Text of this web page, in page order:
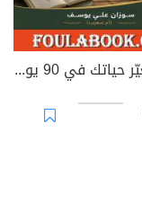
كيف تغيّر حياتك في 90 يومًا